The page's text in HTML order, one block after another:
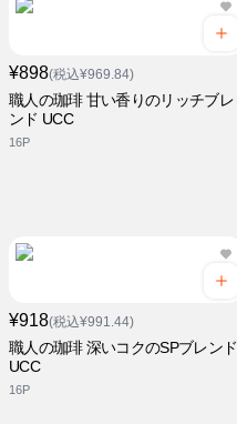
¥898(税込¥969.84)
職人の珈琲 甘い香りのリッチブレ
ンド UCC
16P
¥918(税込¥991.44)
職人の珈琲 深いコクのSPブレンド
UCC
16P